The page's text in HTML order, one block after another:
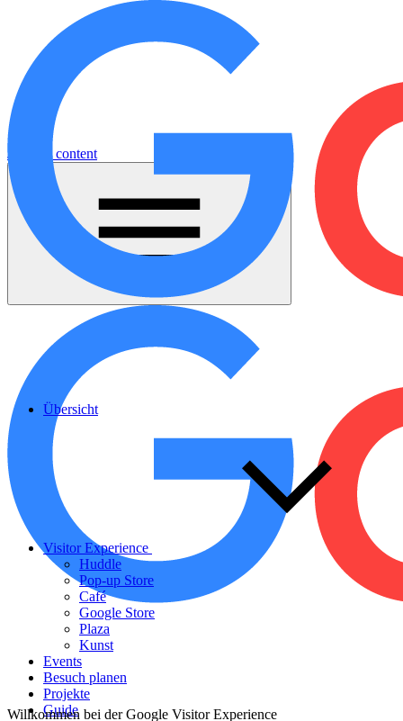
Jump to content
Übersicht
Visitor Experience
Huddle
Pop‑up Store
Café
Google Store
Plaza
Kunst
Events
Besuch planen
Projekte
Guide
Willkommen bei der Google Visitor Experience